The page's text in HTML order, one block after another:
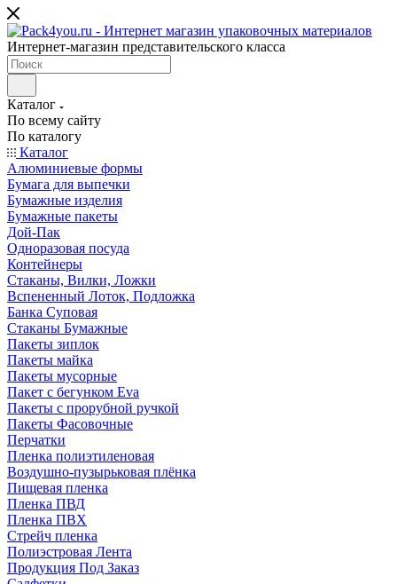
Интернет-магазин представительского класса
Каталог
По всему сайту
По каталогу
Каталог
Алюминиевые формы
Бумага для выпечки
Бумажные изделия
Бумажные пакеты
Дой-Пак
Одноразовая посуда
Контейнеры
Стаканы, Вилки, Ложки
Вспененный Лоток, Подложка
Банка Суповая
Стаканы Бумажные
Пакеты зиплок
Пакеты майка
Пакеты мусорные
Пакет с бегунком Eva
Пакеты с прорубной ручкой
Пакеты Фасовочные
Перчатки
Пленка полиэтиленовая
Воздушно-пузырьковая плёнка
Пищевая пленка
Пленка ПВД
Пленка ПВХ
Стрейч пленка
Полиэстровая Лента
Продукция Под Заказ